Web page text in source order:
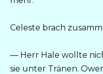
Celeste brach
— Herr Hale wollte
sie unter Tränen.